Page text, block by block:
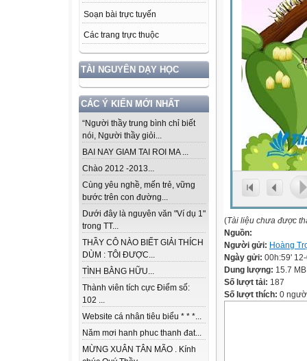
Soạn bài trực tuyến
Các trang trực thuộc
TÀI NGUYÊN DẠY HỌC
CÁC Ý KIẾN MỚI NHẤT
“Người thầy trung bình chỉ biết
nói, Người thầy giỏi...
BAI NAY GIAM TAI ROI MA ...
Chào 2012 -2013...
Cùng yêu nghề, mến trẻ, vững
bước trên con đường...
Dưới đây là nguyên văn "Ví dụ 1"
trong TT...
THẦY CÔ NÀO BIẾT GIẢI THÍCH
DÙM : TÔI ĐƯỢC...
TÌNH BẰNG HỮU...
Thành viên tích cực Điểm số:
102 ...
Website cá nhân tiêu biểu * * *...
Năm mơi hanh phuc thanh đat...
MỪNG XUÂN TÂN MÃO . Kính
(Tài liệu chưa được
Nguồn:
Người gửi: Hoàng
Ngày gửi: 00h:59'
Dung lượng: 15.7 MB
Số lượt tải: 187
Số lượt thích: 0